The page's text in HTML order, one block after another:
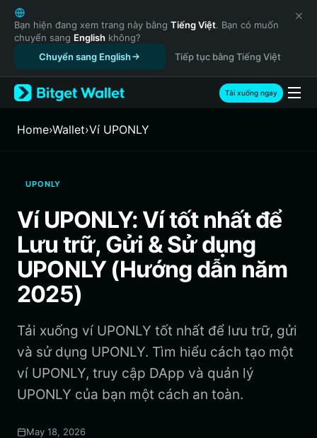
English
日本語
Tiếng Việt
Русский
Español (Latinoamérica)
Türkçe
Français
繁體中文
Bahasa Indonesia
ภาษาไทย
Español
Português (Brasil)
Bạn hiện đang xem trang này bằng Tiếng Việt. Bạn có muốn
chuyển sang English không?
Chuyển sang English
Tiếp tục bằng Tiếng Việt
Tải xuống ngay
Home›Wallet›‌Ví UPONLY
UPONLY
Ví UPONLY: Ví tốt nhất để
Lưu trữ, Gửi & Sử dụng
UPONLY (Hướng dẫn năm
2025)
Tải xuống ví UPONLY tốt nhất để lưu trữ, gửi
và sử dụng UPONLY. Tìm hiểu cách tạo một
ví UPONLY, truy cập DApp và quản lý
UPONLY của bạn một cách an toàn.
May 18, 2026